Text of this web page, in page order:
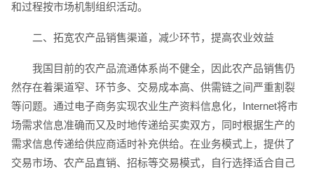
和过程按市场机制组织活动。
二、拓宽农产品销售渠道，减少环节，提高农业效益
我国目前的农产品流通体系尚不健全，因此农产品销售仍
然存在着渠道窄、环节多、交易成本高、供需链之间严重割裂
等问题。通过电子商务实现农业生产资料信息化，Internet将市
场需求信息准确而又及时地传递给买卖双方，同时根据生产的
需求信息传递给供应商适时补充供给。在业务模式上，提供了
交易市场、农产品直销、招标等交易模式，自行选择适合自己